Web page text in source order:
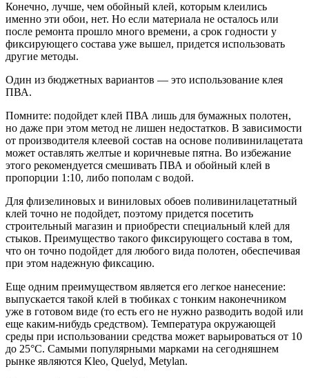
Конечно, лучше, чем обойный клей, которым клеились
именно эти обои, нет. Но если материала не осталось или
после ремонта прошло много времени, а срок годности у
фиксирующего состава уже вышел, придется использовать
другие методы.
Один из бюджетных вариантов — это использование клея
ПВА.
Помните: подойдет клей ПВА лишь для бумажных полотен,
но даже при этом метод не лишен недостатков. В зависимости
от производителя клеевой состав на основе поливинилацетата
может оставлять желтые и коричневые пятна. Во избежание
этого рекомендуется смешивать ПВА и обойный клей в
пропорции 1:10, либо пополам с водой.
Для флизелиновых и виниловых обоев поливинилацетатный
клей точно не подойдет, поэтому придется посетить
строительный магазин и приобрести специальный клей для
стыков. Преимущество такого фиксирующего состава в том,
что он точно подойдет для любого вида полотен, обеспечивая
при этом надежную фиксацию.
Еще одним преимуществом является его легкое нанесение:
выпускается такой клей в тюбиках с тонким наконечником
уже в готовом виде (то есть его не нужно разводить водой или
еще каким-нибудь средством). Температура окружающей
среды при использовании средства может варьироваться от 10
до 25°С. Самыми популярными марками на сегодняшнем
рынке являются Kleo, Quelyd, Metylan.